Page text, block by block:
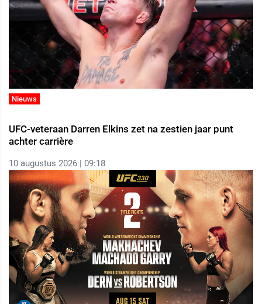
Nieuws
UFC-veteraan Darren Elkins zet na zestien jaar punt
achter carrière
10 augustus 2026 | 09:18